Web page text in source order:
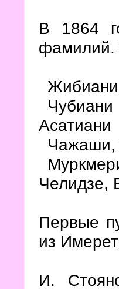
В 1864
фамилий.
Асатиани
Чажаши,
Челидзе,
Первые
из
И.